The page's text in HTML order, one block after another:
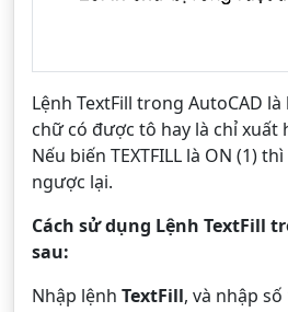
Lệnh TextFill trong AutoCAD
chữ có được tô hay là chỉ xuất
Nếu biến TEXTFILL là ON (1)
ngược lại.
Cách sử dụng Lệnh TextFill
sau:
Nhập lệnh TextFill, và nhập số